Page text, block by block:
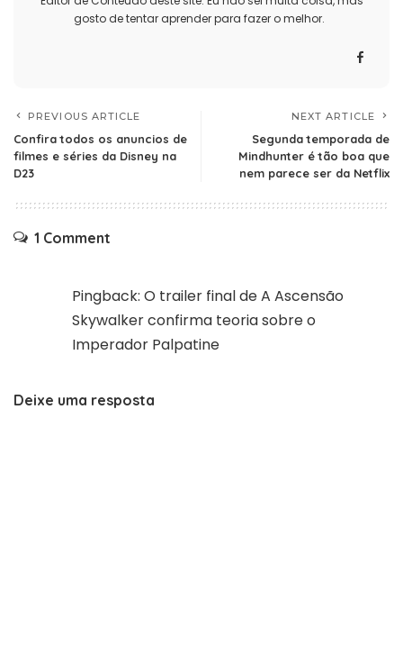
gosto de tentar aprender para fazer o melhor.
PREVIOUS ARTICLE
Confira todos os anuncios de
filmes e séries da Disney na
D23
NEXT ARTICLE
Segunda temporada de
Mindhunter é tão boa que
nem parece ser da Netflix
1 Comment
Pingback: O trailer final de A Ascensão
Skywalker confirma teoria sobre o
Imperador Palpatine
Deixe uma resposta